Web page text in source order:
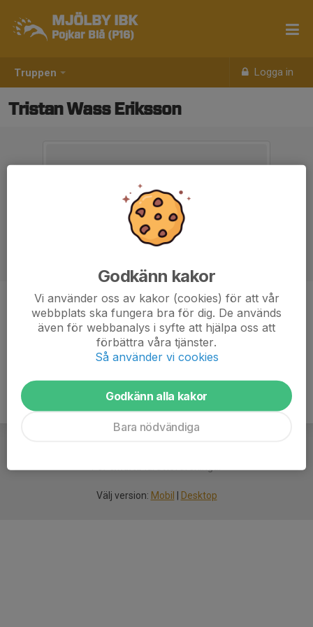
Truppen Logga in
MJÖLBY IBK
Pojkar Blå (P16)
Tristan Wass Eriksson
Position
-
9 år
Försmartaidrottsföreningar
Välj version: Mobil Desktop
Godkänn kakor
Vi använder oss av kakor (cookies) för att vår
webbplats ska fungera bra för dig. De används
även för webbanalys i syfte att hjälpa oss att
förbättra våra tjänster.
Så använder vi cookies
Godkänn alla kakor
Bara nödvändiga